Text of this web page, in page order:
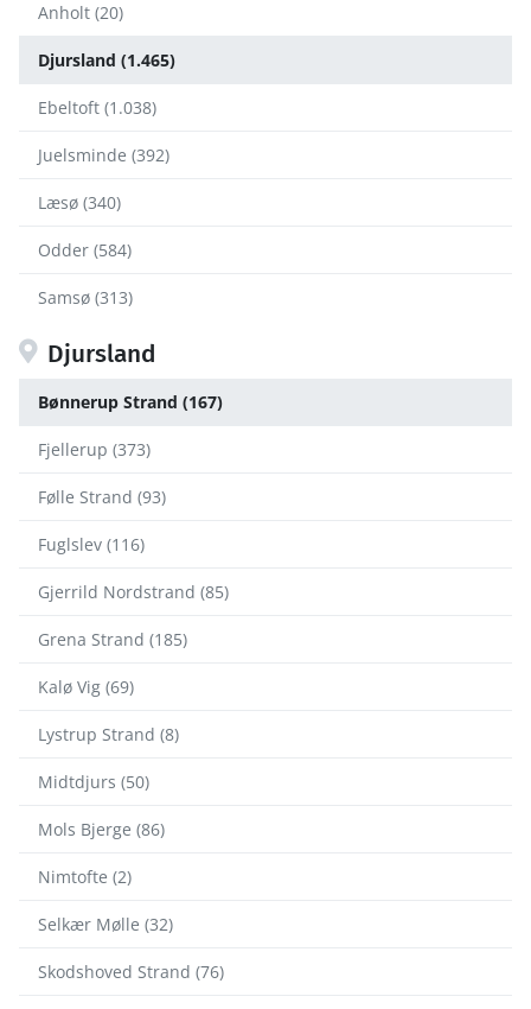
Anholt (20)
Djursland (1.465)
Ebeltoft (1.038)
Juelsminde (392)
Læsø (340)
Odder (584)
Samsø (313)
Djursland
Bønnerup Strand (167)
Fjellerup (373)
Følle Strand (93)
Fuglslev (116)
Gjerrild Nordstrand (85)
Grena Strand (185)
Kalø Vig (69)
Lystrup Strand (8)
Midtdjurs (50)
Mols Bjerge (86)
Nimtofte (2)
Selkær Mølle (32)
Skodshoved Strand (76)